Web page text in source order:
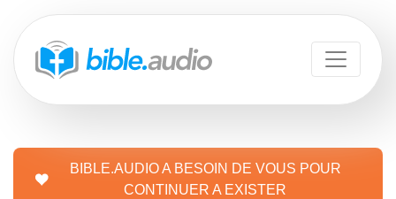
BIBLE.AUDIO A BESOIN DE VOUS POUR
CONTINUER A EXISTER